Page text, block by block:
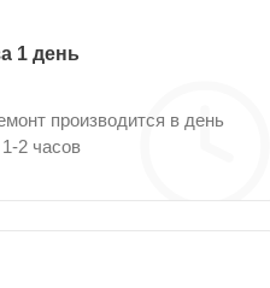
1 день
производится в день
2 часов